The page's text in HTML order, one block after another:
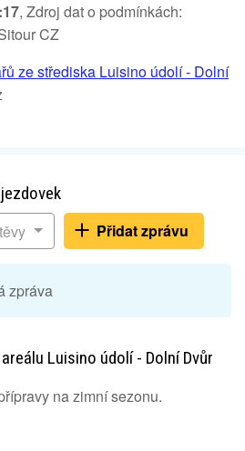
, Zdroj dat o podmínkách:
CZ
ze střediska Luisino údolí - Dolní
Přidat zprávu
zpráva
Luisino údolí - Dolní Dvůr
na zimní sezonu.